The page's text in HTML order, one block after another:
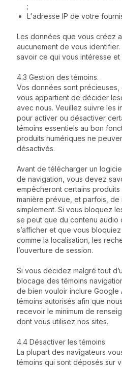
;
L'adresse IP de votre
Les données que vous créez
aucunement de vous
savoir ce qui vous intéresse
4.3 Gestion des témoins.
Vos données sont précieuses,
vous appartient de décider
avec nous. Veuillez suivre les
pour activer ou désactiver
témoins essentiels au bon
produits numériques ne
désactivés.
Avant de télécharger un
de navigation, vous devez
empêcheront certains
manière prévue, et parfois,
simplement. Si vous bloquez
se peut que du contenu audio
s’afficher et que vous
comme la localisation, les
l’ouverture de session.
Si vous décidez malgré tout
blocage des témoins
de bien vouloir inclure Google
témoins autorisés afin que
recevoir le minimum de
dont vous utilisez nos sites.
4.4 Désactiver les témoins
La plupart des navigateurs
témoins qui sont déposés sur